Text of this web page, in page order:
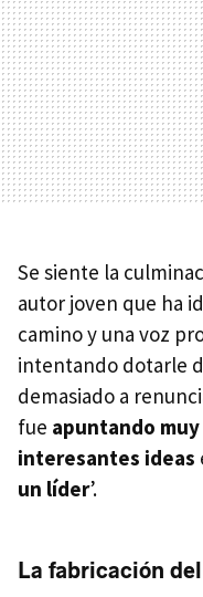
Se siente la
autor joven que ha
camino y una voz
intentando dotarle
demasiado a
fue apuntando muy
interesantes ideas
un líder’.
La fabricación